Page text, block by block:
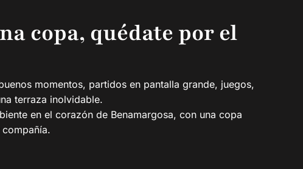
copa, quédate por el
momentos, partidos en pantalla grande, juegos,
terraza inolvidable.
en el corazón de Benamargosa, con una copa